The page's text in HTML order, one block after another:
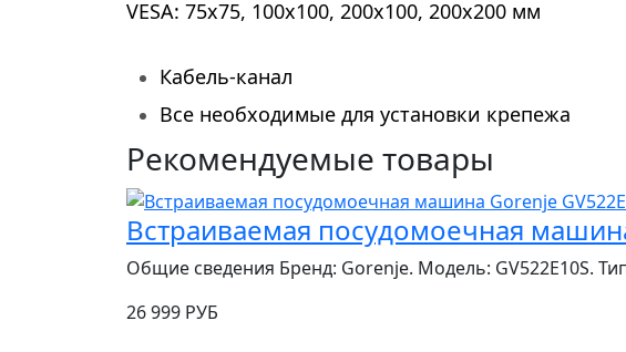
VESA: 75x75, 100x100, 200x100, 200x200 мм
Кабель-канал
Все необходимые для установки крепежа
Рекомендуемые товары
Встраиваемая посудомоечная
Общие сведения Бренд: Gorenje. Модель: GV522E10S.
26 999 РУБ